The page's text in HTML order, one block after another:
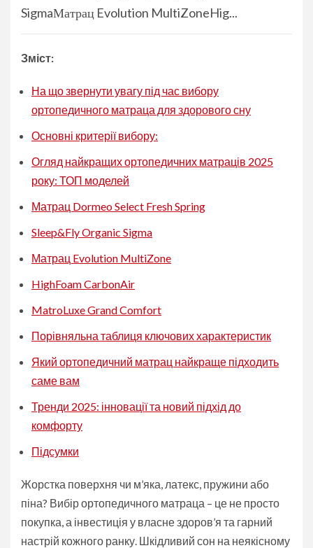
SigmaМатрац Evolution MultiZoneHig...
Зміст:
На що звернути увагу під час вибору
ортопедичного матраца для здорового сну
Основні критерії вибору:
Огляд найкращих ортопедичних матраців 2025
року: ТОП моделей
Матрац Dormeo Select Fresh Spring
Sleep&Fly Organic Sigma
Матрац Evolution MultiZone
HighFoam CarbonAir
MatroLuxe Grand Comfort
Порівняльна таблиця ключових характеристик
Який ортопедичний матрац найкраще підходить
саме вам
Тренди 2025: інновації та новий підхід до
комфорту
Підсумки
Жорстка поверхня чи м’яка, латекс, пружини або
піна? Вибір ортопедичного матраца – це не просто
покупка, а інвестиція у власне здоров’я та гарний
настрій кожного ранку. Шкідливий сон на неякісному